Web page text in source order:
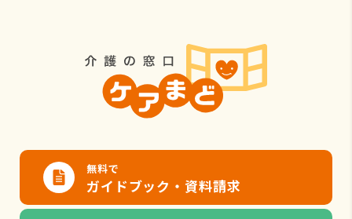
無料で
ガイドブック・資料請求